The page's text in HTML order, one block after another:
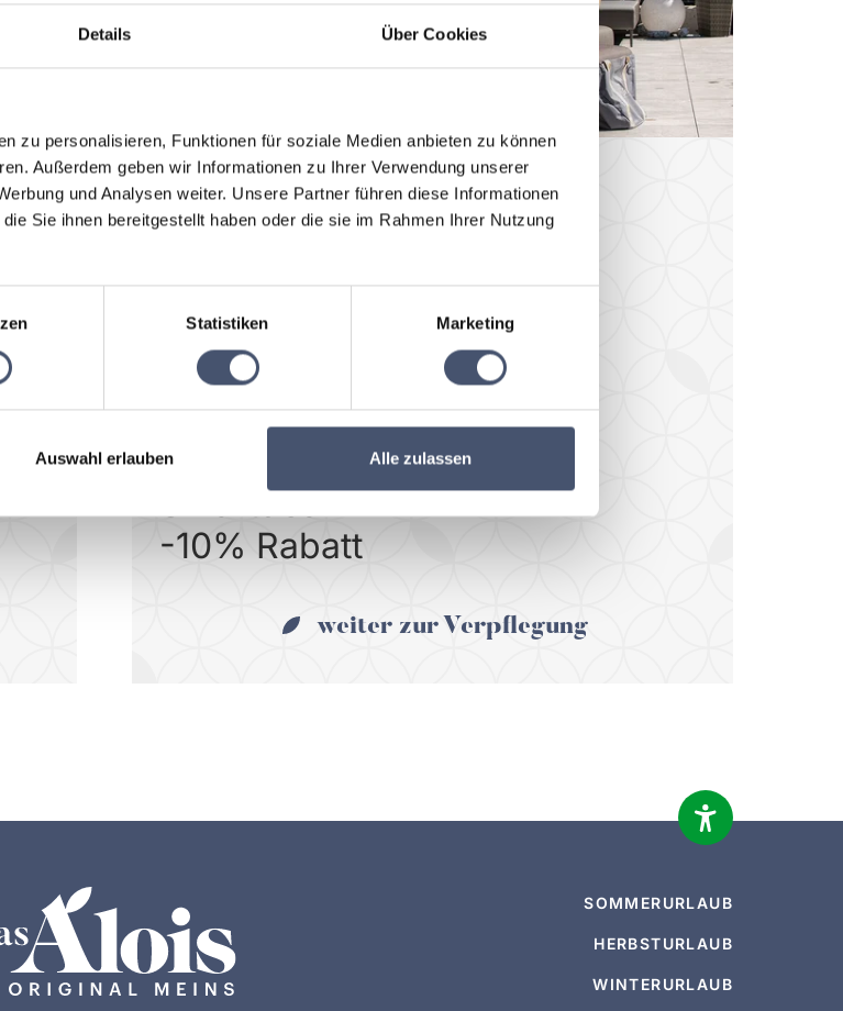
Details Über Cookies
zu personalisieren, Funktionen für soziale Medien anbieten zu können
Außerdem geben wir Informationen zu Ihrer Verwendung unserer
und Analysen weiter. Unsere Partner führen diese Informationen
Sie ihnen bereitgestellt haben oder die sie im Rahmen Ihrer Nutzung
Statistiken Marketing
Auswahl erlauben Alle zulassen
nicht kostenlos
stornierbar
100% Zahlung bei
Buchung
Smartdeal
-10% Rabatt
weiter zur Verpflegung
SOMMERURLAUB
HERBSTURLAUB
WINTERURLAUB